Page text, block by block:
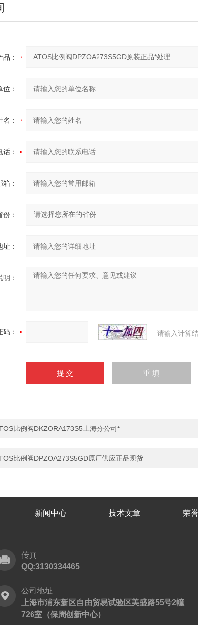
品：
位：
名：
话：
箱：
份：
址：
明：
码： 请输入计算
比例阀DKZORA173S5上海分公司*
比例阀DPZOA273S5GD原厂供应正品现货
新闻中心 技术文章 荣
传真
QQ:3130334465
公司地址
上海市浦东新区自由贸易试验区美盛路55号2幢
726室（保周创新中心）